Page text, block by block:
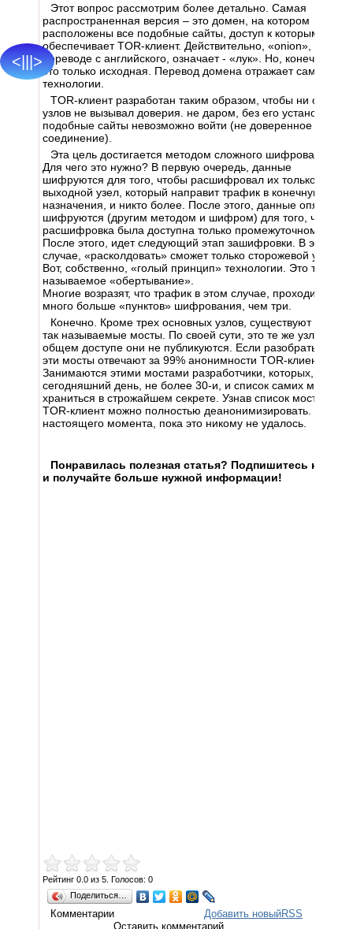
<|||>
Этот вопрос рассмотрим более детально. Самая
распространенная версия – это домен, на котором
расположены все подобные сайты, доступ к которым
обеспечивает TOR-клиент. Действительно, «onion», в
переводе с английского, означает - «лук». Но, конечно же,
это только исходная. Перевод домена отражает сам тип
технологии.
TOR-клиент разработан таким образом, чтобы ни один из
узлов не вызывал доверия. не даром, без его установки, на
подобные сайты невозможно войти (не доверенное
соединение).
Эта цель достигается методом сложного шифрования.
Для чего это нужно? В первую очередь, данные
шифруются для того, чтобы расшифровал их только
выходной узел, который направит трафик в конечную точку
назначения, и никто более. После этого, данные опять
шифруются (другим методом и шифром) для того, чтобы
расшифровка была доступна только промежуточному узлу.
После этого, идет следующий этап зашифровки. В этом
случае, «расколдовать» сможет только сторожевой узел.
Вот, собственно, «голый принцип» технологии. Это так
называемое «обертывание».
Многие возразят, что трафик в этом случае, проходит на
много больше «пунктов» шифрования, чем три.
Конечно. Кроме трех основных узлов, существуют еще и
так называемые мосты. По своей сути, это те же узлы, но в
общем доступе они не публикуются. Если разобраться, то
эти мосты отвечают за 99% анонимности TOR-клиента.
Занимаются этими мостами разработчики, которых, на
сегодняшний день, не более 30-и, и список самих мостов
храниться в строжайшем секрете. Узнав список мостов,
TOR-клиент можно полностью деанонимизировать. Но, до
настоящего момента, пока это никому не удалось.
Понравилась полезная статья? Подпишитесь на
и получайте больше нужной информации!
Рейтинг 0.0 из 5 . Голосов: 0
Поделиться…
Комментарии Добавить новыйRSS
Оставить комментарий